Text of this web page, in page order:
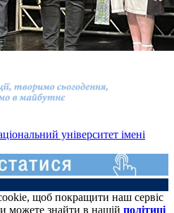
університет імені
щоб покращити наш сервіс
можете знайти в нашій політиці